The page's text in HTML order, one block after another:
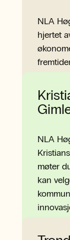
NLA
hjertet
Mer om
NLA
møter
kan
Mer om